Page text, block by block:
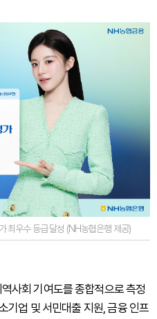
최우수 등급 달성 (NH농협은행 제공)
사회 기여도를 종합적으로 측정
기업 및 서민대출 지원, 금융 인프